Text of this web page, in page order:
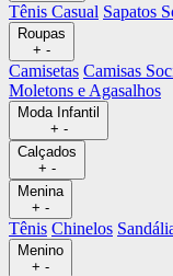
Tênis Casual Sapatos
Roupas
+ -
Camisetas Camisas
Moletons e Agasalhos
Moda Infantil
+ -
Calçados
+ -
Menina
+ -
Tênis Chinelos
Menino
+ -